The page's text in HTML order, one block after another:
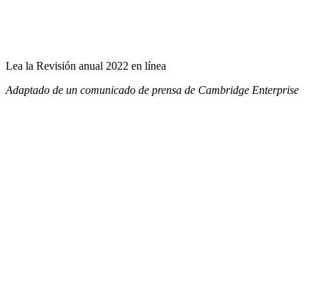
Lea la Revisión anual 2022 en línea
Adaptado de un comunicado de prensa de Cambridge Enterprise